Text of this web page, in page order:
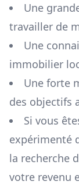
Une
travailler de
Une
immobilier
Une forte
des objectifs
Si vous
expérimenté
la recherche
votre revenu